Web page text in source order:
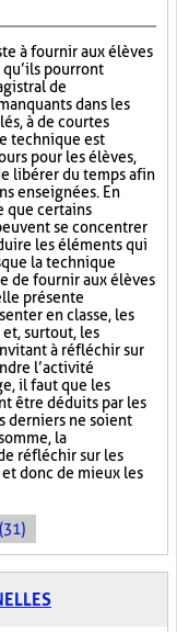
à fournir aux élèves
pourront
de
dans les
à de courtes
technique est
pour les élèves,
libérer du temps afin
enseignées. En
que certains
se concentrer
les éléments qui
la technique
de fournir aux élèves
présente
en classe, les
surtout, les
à réfléchir sur
l’activité
il faut que les
être déduits par les
derniers ne soient
la
réfléchir sur les
donc de mieux les